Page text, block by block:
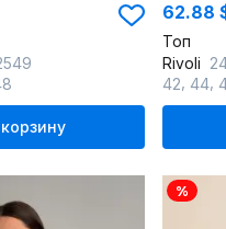
62.88
Топ
Rivoli
42 44
%